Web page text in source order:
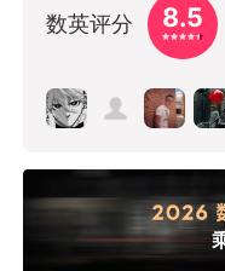
数英评分 8.5